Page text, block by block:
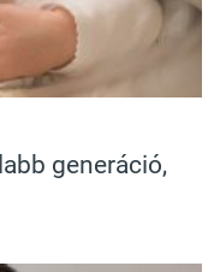
generáció,